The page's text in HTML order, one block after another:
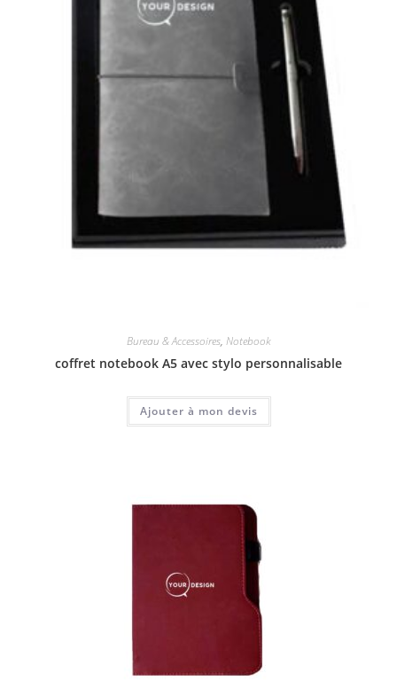
Bureau & Accessoires, Notebook
coffret notebook A5 avec stylo personnalisable
Ajouter à mon devis